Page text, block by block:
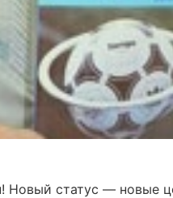
Новый статус — новые